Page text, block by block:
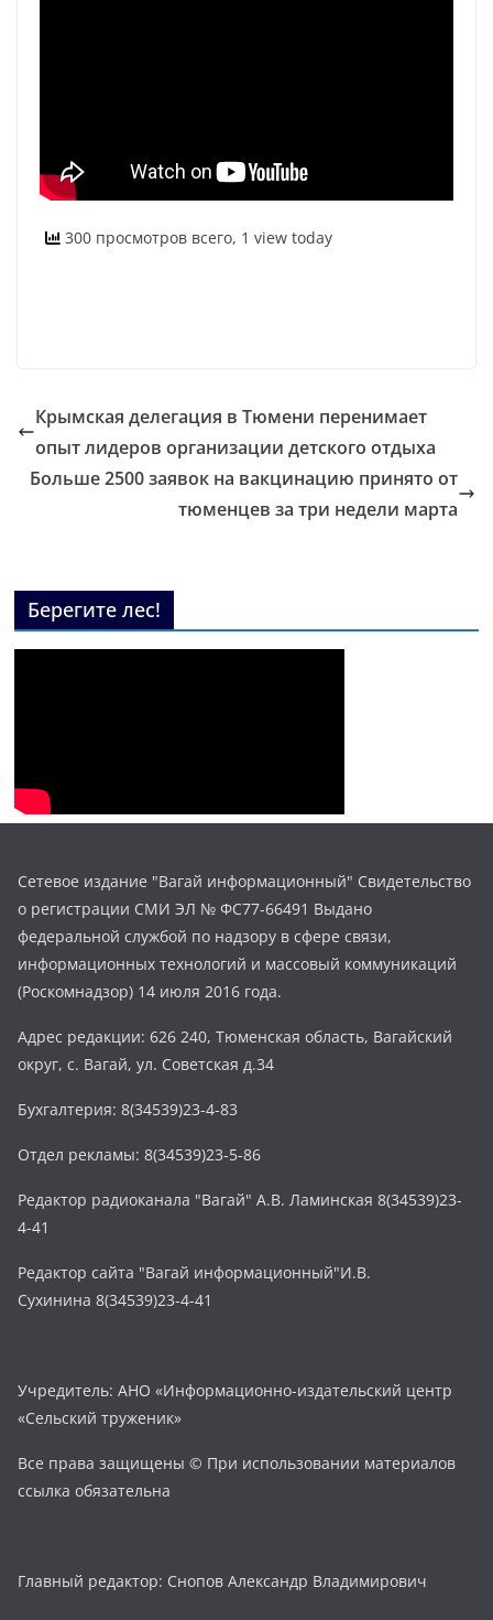
300 просмотров всего, 1 view today
Крымская делегация в Тюмени перенимает
опыт лидеров организации детского отдыха
Больше 2500 заявок на вакцинацию принято от
тюменцев за три недели марта
Берегите лес!
Сетевое издание "Вагай информационный" Свидетельство
о регистрации СМИ ЭЛ № ФС77-66491 Выдано
федеральной службой по надзору в сфере связи,
информационных технологий и массовый коммуникаций
(Роскомнадзор) 14 июля 2016 года.
Адрес редакции: 626 240, Тюменская область, Вагайский
округ, с. Вагай, ул. Советская д.34
Бухгалтерия: 8(34539)23-4-83
Отдел рекламы: 8(34539)23-5-86
Редактор радиоканала "Вагай" А.В. Ламинская 8(34539)23-
4-41
Редактор сайта "Вагай информационный"И.В.
Сухинина 8(34539)23-4-41
Учредитель: АНО «Информационно-издательский центр
«Сельский труженик»
Все права защищены © При использовании материалов
ссылка обязательна
Главный редактор: Снопов Александр Владимирович